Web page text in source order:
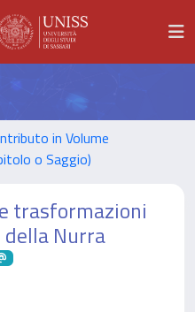
in Volume
o Saggio)
trasformazioni
Nurra